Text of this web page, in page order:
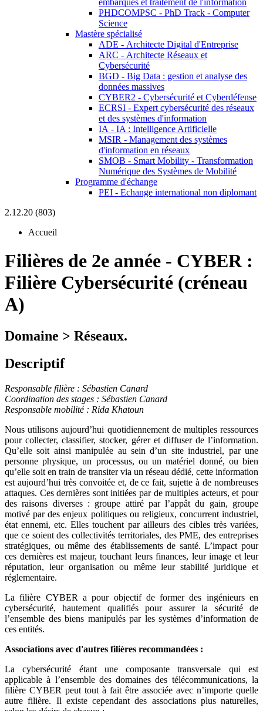
embarqués et traitement de l'information
PHDCOMPSC - PhD Track - Computer
Science
Mastère spécialisé
ADE - Architecte Digital d'Entreprise
ARC - Architecte Réseaux et
Cybersécurité
BGD - Big Data : gestion et analyse des
données massives
CYBER2 - Cybersécurité et Cyberdéfense
ECRSI - Expert cybersécurité des réseaux
et des systèmes d'information
IA - IA : Intelligence Artificielle
MSIR - Management des systèmes
d'information en réseaux
SMOB - Smart Mobility - Transformation
Numérique des Systèmes de Mobilité
Programme d'échange
PEI - Echange international non diplomant
2.12.20 (803)
Accueil
Filières de 2e année - CYBER :
Filière Cybersécurité (créneau
A)
Domaine > Réseaux.
Descriptif
Responsable filière : Sébastien Canard
Coordination des stages : Sébastien Canard
Responsable mobilité : Rida Khatoun
Nous utilisons aujourd’hui quotidiennement de multiples ressources
pour collecter, classifier, stocker, gérer et diffuser de l’information.
Qu’elle soit ainsi manipulée au sein d’un site industriel, par une
personne physique, un processus, ou un matériel donné, ou bien
qu’elle soit en train de transiter via un réseau dédié, cette information
est aujourd’hui très convoitée et, de ce fait, sujette à de nombreuses
attaques. Ces dernières sont initiées par de multiples acteurs, et pour
des raisons diverses : groupe attiré par l’appât du gain, groupe
motivé par des enjeux politiques ou religieux, concurrent industriel,
état ennemi, etc. Elles touchent par ailleurs des cibles très variées,
que ce soient des collectivités territoriales, des PME, des entreprises
stratégiques, ou même des établissements de santé. L’impact pour
ces dernières est majeur, touchant leurs finances, leur image et leur
réputation, leur organisation ou même leur stabilité juridique et
réglementaire.
La filière CYBER a pour objectif de former des ingénieurs en
cybersécurité, hautement qualifiés pour assurer la sécurité de
l’ensemble des biens manipulés par les systèmes d’information de
ces entités.
Associations avec d'autres filières recommandées :
La cybersécurité étant une composante transversale qui est
applicable à l’ensemble des domaines des télécommunications, la
filière CYBER peut tout à fait être associée avec n’importe quelle
autre filière. Il existe cependant des associations plus naturelles,